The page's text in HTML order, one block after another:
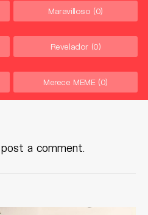
Maravilloso (0)
Revelador (0)
Merece MEME (0)
a comment.